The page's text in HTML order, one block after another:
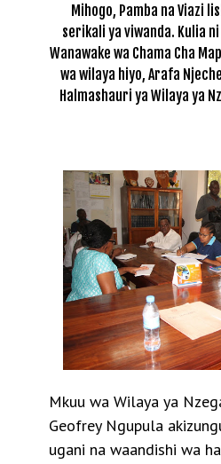
Mihogo, Pamba na Viazi
serikali ya viwanda. Kulia
Wanawake wa Chama Cha
wa wilaya hiyo, Arafa
Halmashauri ya Wilaya ya
Mkuu wa Wilaya ya
Geofrey Ngupula
ugani na waandishi wa